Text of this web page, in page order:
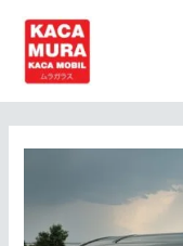
Skip
content